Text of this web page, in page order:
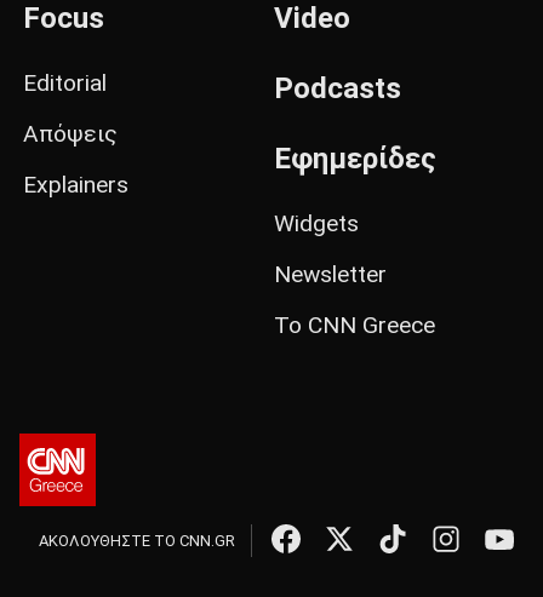
Focus
Editorial
Απόψεις
Explainers
Video
Podcasts
Εφημερίδες
Widgets
Newsletter
Το CNN Greece
ΑΚΟΛΟΥΘΗΣΤΕ ΤΟ CNN.GR